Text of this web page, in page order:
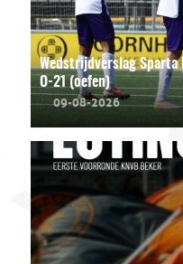
Wedstrijdverslag
O-21 (oefen)
09-08-2026